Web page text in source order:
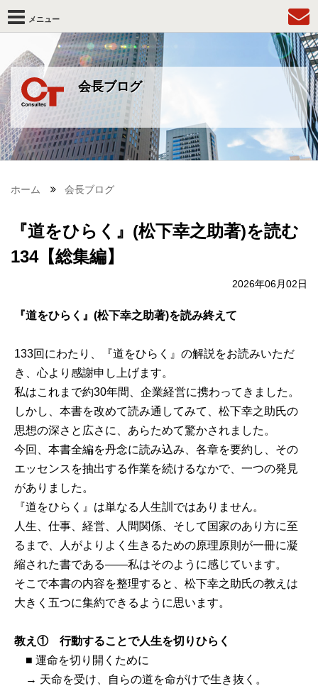
会長ブログ
メニュー
ホーム 会長ブログ
『道をひらく』(松下幸之助著)を読む
134【総集編】
2026年06月02日
『道をひらく』(松下幸之助著)を読み終えて
133回にわたり、『道をひらく』の解説をお読みいただ
き、心より感謝申し上げます。
私はこれまで約30年間、企業経営に携わってきました。
しかし、本書を改めて読み通してみて、松下幸之助氏の
思想の深さと広さに、あらためて驚かされました。
今回、本書全編を丹念に読み込み、各章を要約し、その
エッセンスを抽出する作業を続けるなかで、一つの発見
がありました。
『道をひらく』は単なる人生訓ではありません。
人生、仕事、経営、人間関係、そして国家のあり方に至
るまで、人がよりよく生きるための原理原則が一冊に凝
縮された書である――私はそのように感じています。
そこで本書の内容を整理すると、松下幸之助氏の教えは
大きく五つに集約できるように思います。
教え① 行動することで人生を切りひらく
■ 運命を切り開くために
→ 天命を受け、自らの道を命がけで生き抜く。